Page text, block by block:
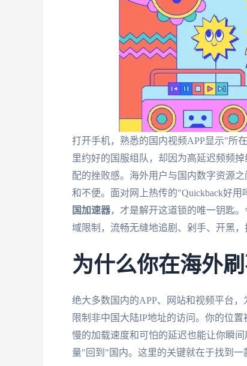
打开手机，熟悉的国内视频APP显示"所
里约好的国服组队，却因为高延迟频频
配的挫败感。海外用户与国内数字资源
和不便。面对网上热传的"Quickback好
国加速器，才是解开这道锁的唯一钥匙
域限制，流畅无缝地追剧、剁手、开黑，
为什么你在海外
绝大多数国内的APP、网站和视频平台
限制非中国大陆IP地址的访问。你的位
慢的加载速度和可怕的延迟也能让你瞬
量"回到"国内。这里的关键就在于找到一